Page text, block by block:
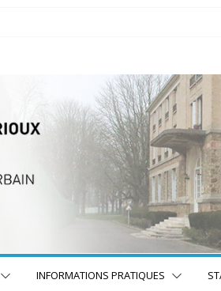
INFORMATIONS PRATIQUES